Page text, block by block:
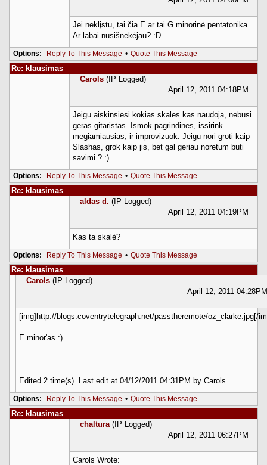
Jei neklįstu, tai čia E ar tai G minorinė pentatonika...
Ar labai nusišnekėjau? :D
Options: Reply To This Message • Quote This Message
Re: klausimas
Carols (IP Logged)
April 12, 2011 04:18PM
Jeigu aiskinsiesi kokias skales kas naudoja, nebusi
geras gitaristas. Ismok pagrindines, issirink
megiamiausias, ir improvizuok. Jeigu nori groti kaip
Slashas, grok kaip jis, bet gal geriau noretum buti
savimi ? :)
Options: Reply To This Message • Quote This Message
Re: klausimas
aldas d. (IP Logged)
April 12, 2011 04:19PM
Kas ta skalė?
Options: Reply To This Message • Quote This Message
Re: klausimas
Carols (IP Logged)
April 12, 2011 04:28PM
[img]http://blogs.coventrytelegraph.net/passtheremote/oz_clarke.jpg[/
E minor'as :)
Edited 2 time(s). Last edit at 04/12/2011 04:31PM by Carols.
Options: Reply To This Message • Quote This Message
Re: klausimas
chaltura (IP Logged)
April 12, 2011 06:27PM
Carols Wrote: